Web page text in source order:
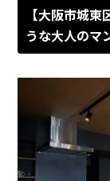
【大阪市城
うな大人のマ